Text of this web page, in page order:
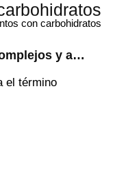
y alimentos con carbohidratos
con carbohidratos
el término